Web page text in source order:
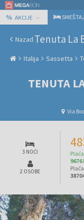
% AKCIJE SMEŠTAJ
Nazad
Italija Sassetta
TENUTA
Via
3 NOĆI
2 OSOBE
9676